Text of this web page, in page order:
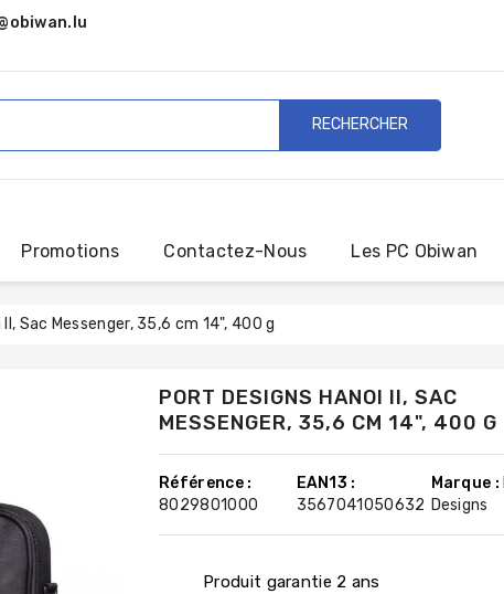
RECHERCHER
Promotions Contactez-Nous Les PC Obiwan
II, Sac Messenger, 35,6 cm 14", 400 g
PORT DESIGNS HANOI II, SAC
MESSENGER, 35,6 CM 14", 400 G
Référence :
8029801000
EAN13 :
3567041050632
Marque :
Designs
Produit garantie 2 ans